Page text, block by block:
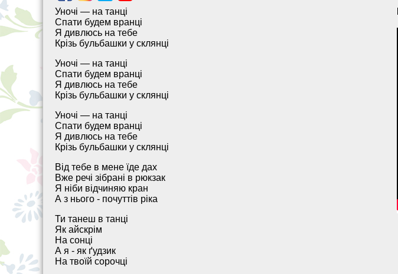
Уночі — на танці
Спати будем вранці
Я дивлюсь на тебе
Крізь бульбашки у склянці
Уночі — на танці
Спати будем вранці
Я дивлюсь на тебе
Крізь бульбашки у склянці
Уночі — на танці
Спати будем вранці
Я дивлюсь на тебе
Крізь бульбашки у склянці
Від тебе в мене їде дах
Вже речі зібрані в рюкзак
Я ніби відчиняю кран
А з нього - почуттів ріка
Ти танеш в танці
Як айскрім
На сонці
А я - як ґудзик
На твоїй сорочці